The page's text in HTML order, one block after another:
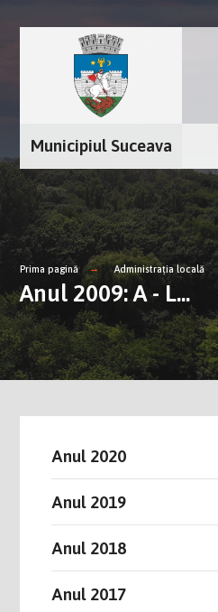
Municipiul Suceava
Prima pagină Administrația locală
Anul 2009: A - L...
Anul 2020
Anul 2019
Anul 2018
Anul 2017